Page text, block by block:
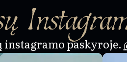
paskyroje.